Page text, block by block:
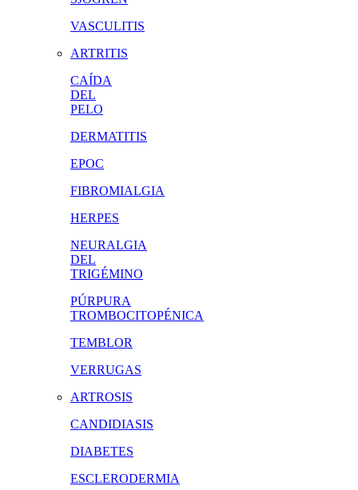
VASCULITIS
ARTRITIS
CAÍDA
DEL
PELO
DERMATITIS
EPOC
FIBROMIALGIA
HERPES
NEURALGIA
DEL
TRIGÉMINO
PÚRPURA
TROMBOCITOPÉNICA
TEMBLOR
VERRUGAS
ARTROSIS
CANDIDIASIS
DIABETES
ESCLERODERMIA